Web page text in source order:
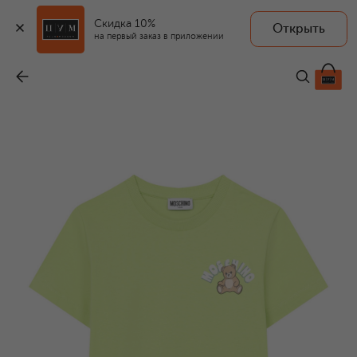
Скидка 10%
на первый заказ в приложении
Открыть
4 705 ₽